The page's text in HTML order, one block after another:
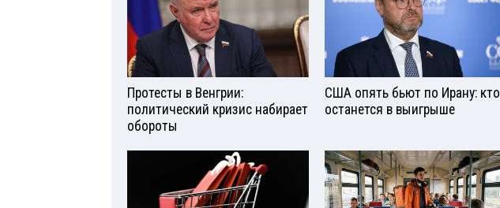
Протесты в Венгрии:
политический кризис набирает
обороты
США опять бьют по Ирану: кто
останется в выигрыше